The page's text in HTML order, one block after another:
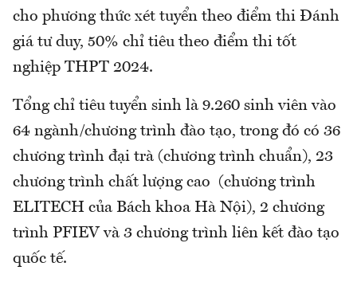
cho phương thức xét tuyển theo điểm thi Đánh
giá tư duy, 50% chỉ tiêu theo điểm thi tốt
nghiệp THPT 2024.
Tổng chỉ tiêu tuyển sinh là 9.260 sinh viên vào
64 ngành/chương trình đào tạo, trong đó có 36
chương trình đại trà (chương trình chuẩn), 23
chương trình chất lượng cao (chương trình
ELITECH của Bách khoa Hà Nội), 2 chương
trình PFIEV và 3 chương trình liên kết đào tạo
quốc tế.